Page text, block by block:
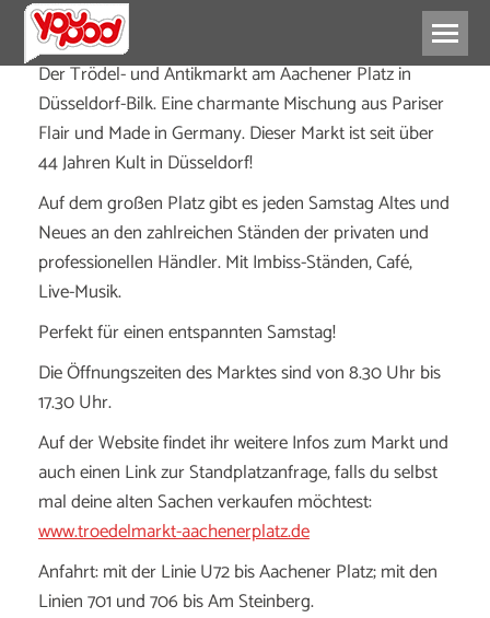
Der Trödel- und Antikmarkt am Aachener Platz in
Düsseldorf-Bilk. Eine charmante Mischung aus Pariser
Flair und Made in Germany. Dieser Markt ist seit über
44 Jahren Kult in Düsseldorf!
Auf dem großen Platz gibt es jeden Samstag Altes und
Neues an den zahlreichen Ständen der privaten und
professionellen Händler. Mit Imbiss-Ständen, Café,
Live-Musik.
Perfekt für einen entspannten Samstag!
Die Öffnungszeiten des Marktes sind von 8.30 Uhr bis
17.30 Uhr.
Auf der Website findet ihr weitere Infos zum Markt und
auch einen Link zur Standplatzanfrage, falls du selbst
mal deine alten Sachen verkaufen möchtest:
www.troedelmarkt-aachenerplatz.de
Anfahrt: mit der Linie U72 bis Aachener Platz; mit den
Linien 701 und 706 bis Am Steinberg.